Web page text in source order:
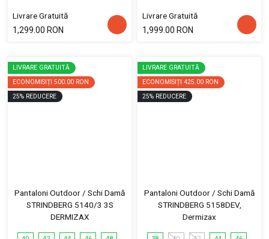
Livrare Gratuită
1,299.00 RON
Livrare Gratuită
1,999.00 RON
LIVRARE GRATUITĂ
ECONOMISIȚI 500.00 RON
25% REDUCERE
Pantaloni Outdoor / Schi Damă
STRINDBERG 5140/3 3S
DERMIZAX
LIVRARE GRATUITĂ
ECONOMISIȚI 425.00 RON
25% REDUCERE
Pantaloni Outdoor / Schi Damă
STRINDBERG 5158DEV,
Dermizax